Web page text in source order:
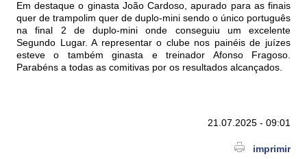
Em destaque o ginasta João Cardoso, apurado para as finais
quer de trampolim quer de duplo-mini sendo o único português
na final 2 de duplo-mini onde conseguiu um excelente
Segundo Lugar. A representar o clube nos painéis de juízes
esteve o também ginasta e treinador Afonso Fragoso.
Parabéns a todas as comitivas por os resultados alcançados.
21.07.2025 - 09:01
imprimir